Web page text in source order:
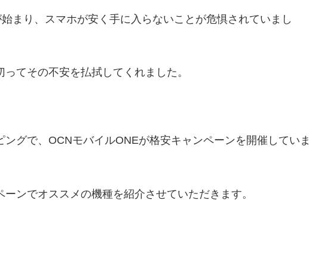
まり、スマホが安く手に入らないことが危惧されていまし
てその不安を払拭してくれました。
グで、OCNモバイルONEが格安キャンペーンを開催していま
ンでオススメの機種を紹介させていただきます。